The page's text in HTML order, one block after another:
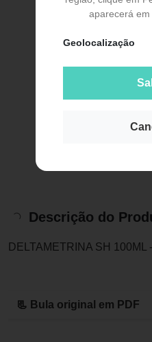
aparecerá
Geolocalização
Descrição do
DELTAMETRINA SH 100ML
📃 Bula original em PDF